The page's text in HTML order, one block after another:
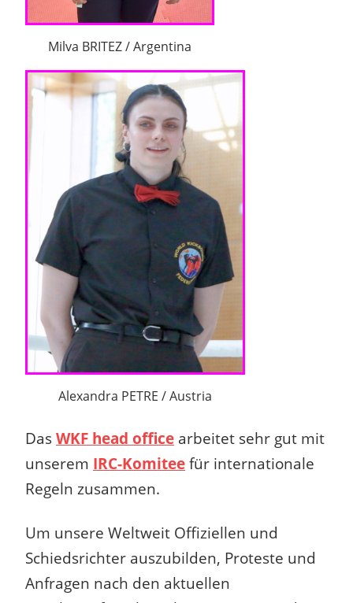
Milva BRITEZ / Argentina
Alexandra PETRE / Austria
Das WKF head office arbeitet sehr gut mit
unserem IRC-Komitee für internationale
Regeln zusammen.
Um unsere Weltweit Offiziellen und
Schiedsrichter auszubilden, Proteste und
Anfragen nach den aktuellen